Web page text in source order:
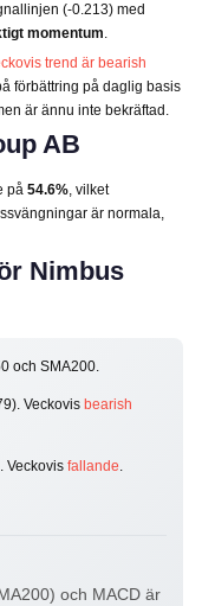
(-0.213) med
momentum.
trend är bearish
förbättring på daglig basis
är ännu inte bekräftad.
AB
på 54.6%, vilket
är normala,
Nimbus
och SMA200.
Veckovis bearish
. Veckovis fallande.
och MACD är